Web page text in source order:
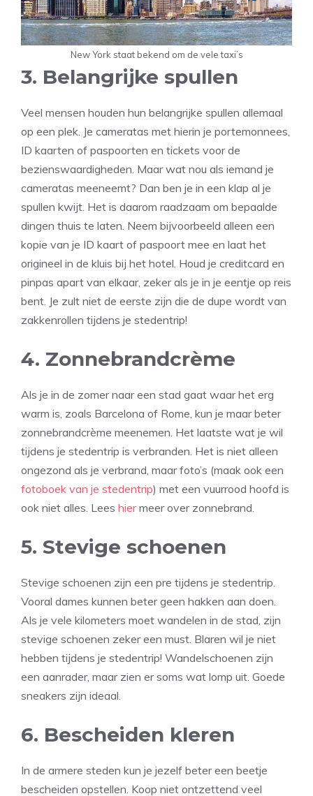
New York staat bekend om de vele taxi’s
3. Belangrijke spullen
Veel mensen houden hun belangrijke spullen allemaal
op een plek. Je cameratas met hierin je portemonnees,
ID kaarten of paspoorten en tickets voor de
bezienswaardigheden. Maar wat nou als iemand je
cameratas meeneemt? Dan ben je in een klap al je
spullen kwijt. Het is daarom raadzaam om bepaalde
dingen thuis te laten. Neem bijvoorbeeld alleen een
kopie van je ID kaart of paspoort mee en laat het
origineel in de kluis bij het hotel. Houd je creditcard en
pinpas apart van elkaar, zeker als je in je eentje op reis
bent. Je zult niet de eerste zijn die de dupe wordt van
zakkenrollen tijdens je stedentrip!
4. Zonnebrandcrème
Als je in de zomer naar een stad gaat waar het erg
warm is, zoals Barcelona of Rome, kun je maar beter
zonnebrandcrème meenemen. Het laatste wat je wil
tijdens je stedentrip is verbranden. Het is niet alleen
ongezond als je verbrand, maar foto’s (maak ook een
fotoboek van je stedentrip) met een vuurrood hoofd is
ook niet alles. Lees hiermeer over zonnebrand.
5. Stevige schoenen
Stevige schoenen zijn een pre tijdens je stedentrip.
Vooral dames kunnen beter geen hakken aan doen.
Als je vele kilometers moet wandelen in de stad, zijn
stevige schoenen zeker een must. Blaren wil je niet
hebben tijdens je stedentrip! Wandelschoenen zijn
een aanrader, maar zien er soms wat lomp uit. Goede
sneakers zijn ideaal.
6. Bescheiden kleren
In de armere steden kun je jezelf beter een beetje
bescheiden opstellen. Koop niet ontzettend veel